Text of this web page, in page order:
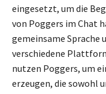
eingesetzt, um die
von Poggers im Chat
gemeinsame Sprache
verschiedene
nutzen Poggers, um
erzeugen, die sowohl